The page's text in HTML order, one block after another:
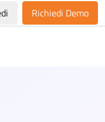
Richiedi Demo